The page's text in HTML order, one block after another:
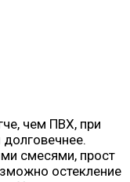
чем ПВХ, при
смесями, прост
остекление